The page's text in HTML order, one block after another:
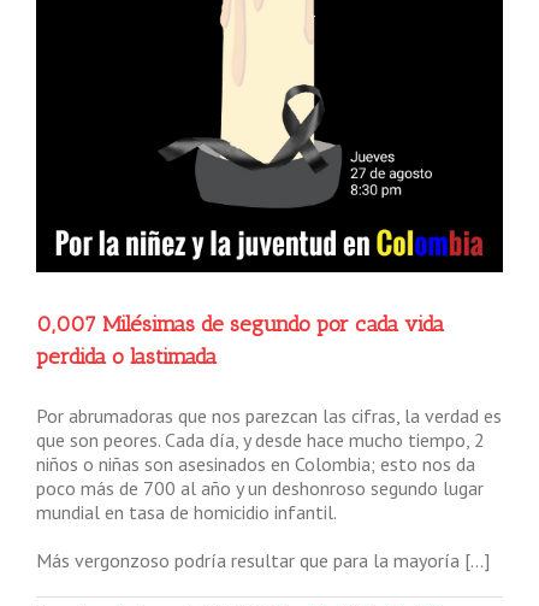
0,007 Milésimas de segundo por cada vida
perdida o lastimada
Por abrumadoras que nos parezcan las cifras, la verdad es
que son peores. Cada día, y desde hace mucho tiempo, 2
niños o niñas son asesinados en Colombia; esto nos da
poco más de 700 al año y un deshonroso segundo lugar
mundial en tasa de homicidio infantil.
Más vergonzoso podría resultar que para la mayoría […]